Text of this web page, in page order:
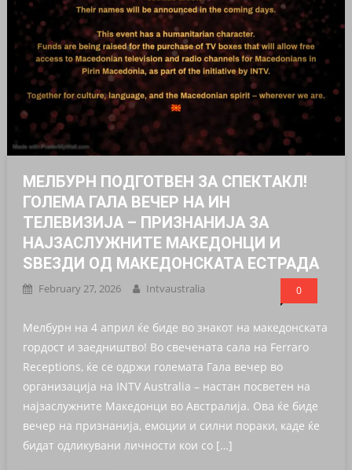
МЕЛБУРН ПОДГОТВЕН ЗА СПЕКТАКЛ!
ГОЛЕМА ГАЛА ВЕЧЕР НА ИН
ТЕЛЕВИЗИЈА – ПРИЗНАНИЈА ЗА
НАЈЗАСЛУЖНИТЕ МАКЕДОНЦИ И
ЅВЕЗДИ ОД МАКЕДОНСКАТА ЕСТРАДА
February 27, 2026 Intvaustralia 0
Мелбурн на 4 април ќе биде во знакот на македонската
гордост и заедништво! Во свечената сала на Ferraro
Receptions, ќе се одржи големата Гала вечер во
организација на INTV Australia – настан посветен на
најзаслужните Македонци во Австралија. Ова ќе биде
вечер на признанија, емоции и силни пораки, каде ќе
бидат одликувани личности кои со […]